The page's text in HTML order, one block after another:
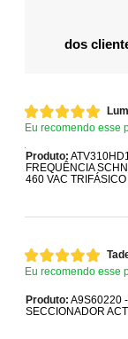
dos
Eu recomendo esse
Produto:
FREQUÊNCIA
460 VAC
Eu recomendo esse
Produto: A9S60220
SECCIONADOR